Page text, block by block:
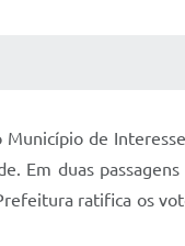
de
Em duas
ratifica os